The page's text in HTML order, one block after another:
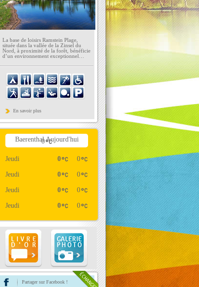
La base de loisirs Ramstein Plage,
située dans la vallée de la Zinsel du
Nord, à proximité de la forêt, bénéficie
d’un environnement exceptionnel…
En savoir plus
Baerenthal Aujourd'hui
0
Jeudi 0
0
Jeudi 0
0
Jeudi 0
0
Jeudi 0
0
Partager sur Facebook !